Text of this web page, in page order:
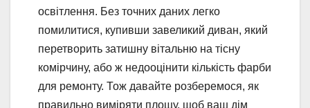
освітлення. Без точних даних легко
помилитися, купивши завеликий диван, який
перетворить затишну вітальню на тісну
комірчину, або ж недооцінити кількість фарби
для ремонту. Тож давайте розберемося, як
правильно виміряти площу, щоб ваш дім